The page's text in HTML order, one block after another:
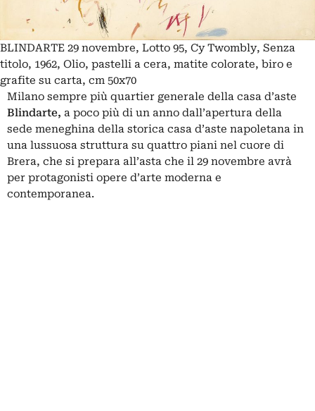
BLINDARTE 29 novembre, Lotto 95, Cy Twombly, Senza
titolo, 1962, Olio, pastelli a cera, matite colorate, biro e
grafite su carta, cm 50x70
Milano sempre più quartier generale della casa d’aste
Blindarte, a poco più di un anno dall’apertura della
sede meneghina della storica casa d’aste napoletana in
una lussuosa struttura su quattro piani nel cuore di
Brera, che si prepara all’asta che il 29 novembre avrà
per protagonisti opere d’arte moderna e
contemporanea.